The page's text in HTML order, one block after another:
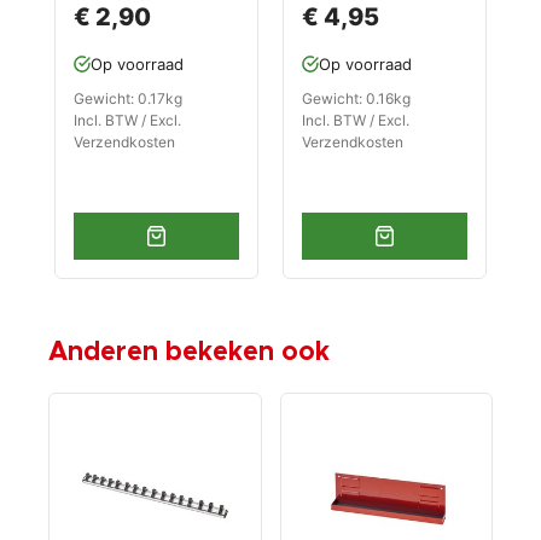
€ 2,90
Op voorraad
Gewicht: 0.17kg
Incl. BTW / Excl.
Verzendkosten
2,7 cm. voor
€ 4,95
Op voorraad
Gewicht: 0.16kg
Incl. BTW / Excl.
Verzendkosten
Anderen bekeken ook